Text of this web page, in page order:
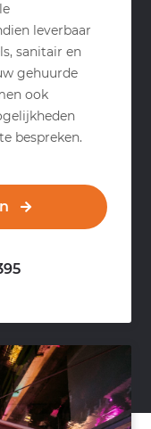
leverbaar
sanitair en
gehuurde
ook
bespreken.